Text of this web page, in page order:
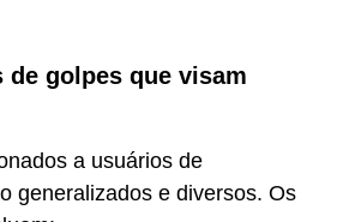
de golpes que visam
a usuários de
generalizados e diversos. Os